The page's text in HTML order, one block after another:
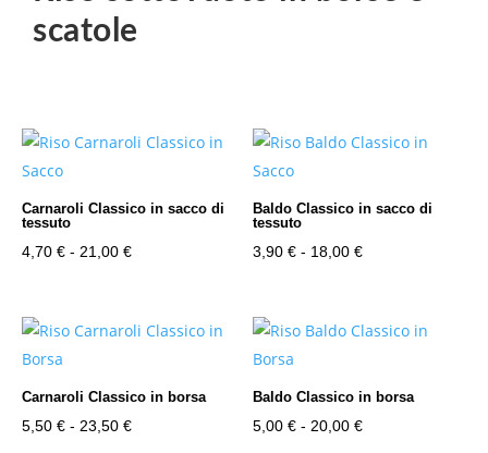
scatole
Carnaroli Classico in sacco di
tessuto
4,70 € - 21,00 €Fascia
da
a
21,00 €
Baldo Classico in sacco di
tessuto
3,90€ - 18,00€Fascia
da
a
18,00 €
Carnaroli Classico in borsa
5,50 € - 23,50 €Fascia
Baldo Classico in borsa
5,00€ - 20,00€Fascia